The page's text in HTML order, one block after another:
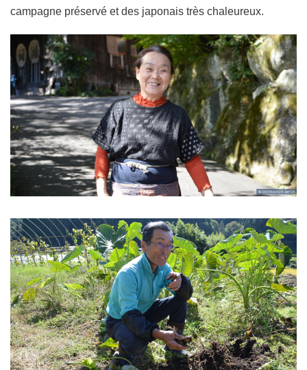
campagne préservé et des japonais très chaleureux.